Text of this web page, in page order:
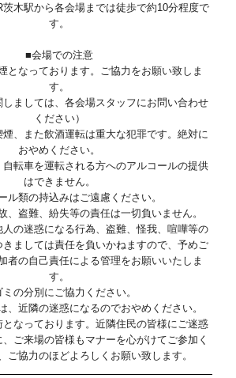
木駅から各会場までは徒歩で約10分程度で
す。
■会場での注意
となっております。ご協力をお願い致しま
す。
しましては、各会場スタッフにお問い合わせ
ください）
煙、また飲酒運転は重大な犯罪です。絶対に
おやめください。
自転車を運転される方へのアルコールの提供
はできません。
ル類の持込みはご遠慮ください。
、盗難、紛失等の責任は一切負いません。
人の迷惑になる行為、盗難、怪我、喧嘩等の
ましては責任を負いかねますので、予めご
者の自己責任による管理をお願いいたしま
す。
ミの分別にご協力ください。
、近隣の迷惑になるのでおやめください。
となっております。近隣住民の皆様にご迷惑
ご来場の皆様もマナーを心がけてご参加く
ご協力のほどよろしくお願い致します。